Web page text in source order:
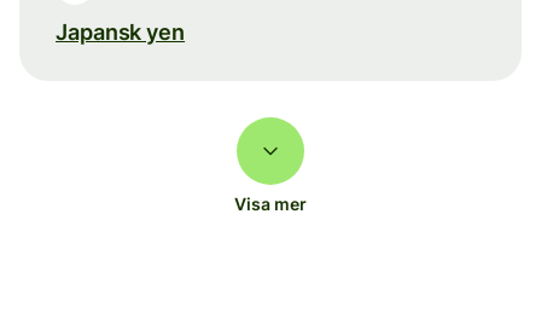
Japansk yen
Visa mer